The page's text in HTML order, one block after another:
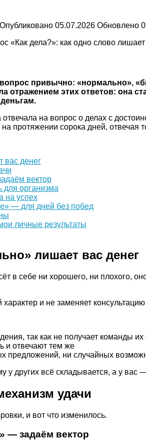
Опубликовано 05.07.2026 Обновлено
привычно: «нормально»,
отражением этих ответов: она
на вопрос о делах с
протяжении сорока дней, отвечая
вас денег
вектор
для организма
на успех
— для дней без побед
личные результаты
лишает вас денег
в себе ни хорошего, ни плохого,
и не заменяет
так как не получает команды их
и отвечают тем же
предложений, ни случайных
у других всё складывается, а у вас
удачи
и вот что изменилось.
— задаём вектор